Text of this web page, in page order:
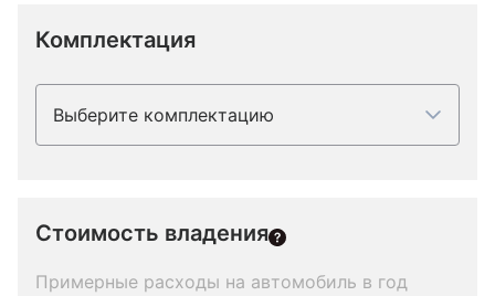
Комплектация
Выберите комплектацию
Стоимость владения
Примерные расходы на автомобиль в год